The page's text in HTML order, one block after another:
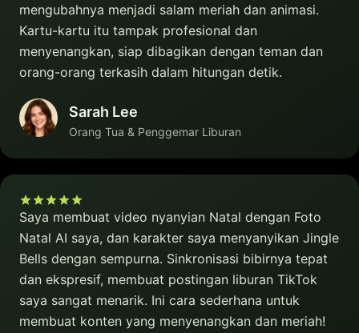
mengubahnya menjadi salam meriah dan animasi.
Kartu-kartu itu tampak profesional dan
menyenangkan, siap dibagikan dengan teman dan
orang-orang terkasih dalam hitungan detik.
Sarah Lee
Orang Tua & Penggemar Liburan
Saya membuat video nyanyian Natal dengan Foto
Natal AI saya, dan karakter saya menyanyikan Jingle
Bells dengan sempurna. Sinkronisasi bibirnya tepat
dan ekspresif, membuat postingan liburan TikTok
saya sangat menarik. Ini cara sederhana untuk
membuat konten yang menyenangkan dan meriah!